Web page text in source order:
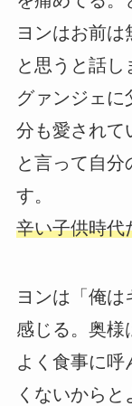
ヨンはお前は
と思うと話し
グァンジェに
分も愛されて
と言って自分
す。
辛い子供時代
ヨンは「俺は
感じる。奥様
よく食事に呼
くないから